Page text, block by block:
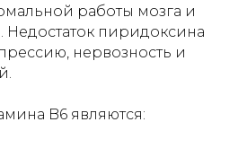
работы мозга и
Недостаток пиридоксина
нервозность и
B6 являются: